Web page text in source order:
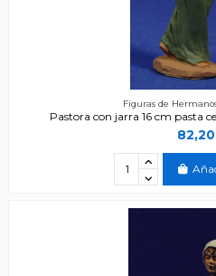
Figuras de
Pastora con jarra 16 cm pasta